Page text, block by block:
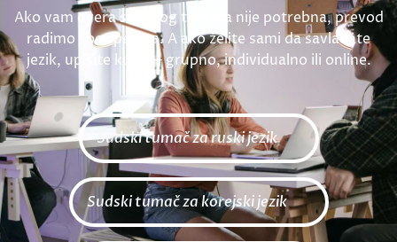
Ako vam overa sudskog tumača nije potrebna, prevod
radimo i bez pečata. A ako želite sami da savladate
jezik, upišite kurs — grupno, individualno ili online.
Sudski tumač za ruski jezik
Sudski tumač za korejski jezik